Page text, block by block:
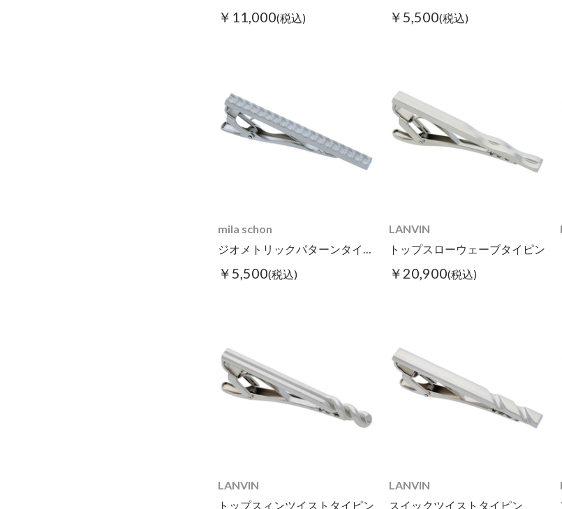
￥11,000(税込) ￥5,500(税込)
mila schon
ジオメトリックパターンタイピン
￥5,500(税込)
LANVIN
トップスローウェーブタイピン
￥20,900(税込)
LANVIN
トップスィンツイストタイピン
LANVIN
スイックツイストタイピン